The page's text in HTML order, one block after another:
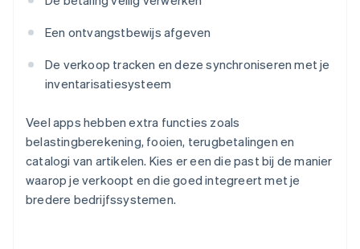
Een ontvangstbewijs afgeven
De verkoop tracken en deze synchroniseren met je
inventarisatiesysteem
Veel apps hebben extra functies zoals
belastingberekening, fooien, terugbetalingen en
catalogi van artikelen. Kies er een die past bij de manier
waarop je verkoopt en die goed integreert met je
bredere bedrijfssystemen.